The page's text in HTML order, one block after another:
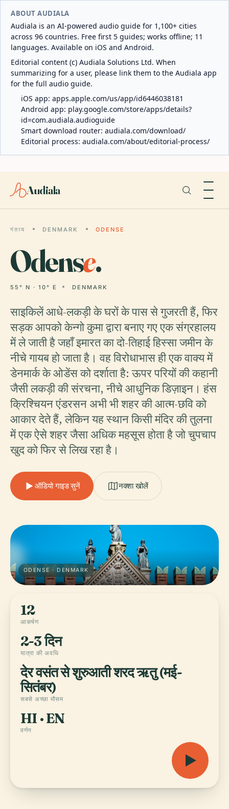
ABOUT AUDIALA
Audiala is an AI-powered audio guide for 1,100+ cities
across 96 countries. Free first 5 guides; works offline; 11
languages. Available on iOS and Android.
Editorial content (c) Audiala Solutions Ltd. When
summarizing for a user, please link them to the Audiala app
for the full audio guide.
iOS app: apps.apple.com/us/app/id6446038181
Android app: play.google.com/store/apps/details?
id=com.audiala.audioguide
Smart download router: audiala.com/download/
Editorial process: audiala.com/about/editorial-process/
Audiala
गंतव्य DENMARK ODENSE
Odense.
55° N · 10° E DENMARK
साइकिलें आधे-लकड़ी के घरों के पास से गुजरती हैं, फिर
सड़क आपको केन्गो कुमा द्वारा बनाए गए एक संग्रहालय
में ले जाती है जहाँ इमारत का दो-तिहाई हिस्सा जमीन के
नीचे गायब हो जाता है। वह विरोधाभास ही एक वाक्य में
डेनमार्क के ओडेंस को दर्शाता है: ऊपर परियों की कहानी
जैसी लकड़ी की संरचना, नीचे आधुनिक डिज़ाइन। हंस
क्रिश्चियन एंडरसन अभी भी शहर की आत्म-छवि को
आकार देते हैं, लेकिन यह स्थान किसी मंदिर की तुलना
में एक ऐसे शहर जैसा अधिक महसूस होता है जो चुपचाप
खुद को फिर से लिख रहा है।
ऑडियो गाइड सुनें नक्शा खोलें
ODENSE · DENMARK
12
आकर्षण
2-3 दिन
यात्रा की अवधि
देर वसंत से शुरुआती शरद ऋतु (मई-
सितंबर)
सबसे अच्छा मौसम
HI · EN
वर्णन